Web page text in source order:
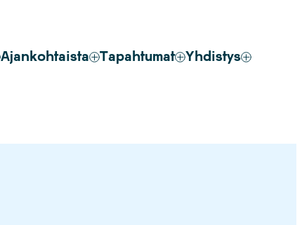
Ajankohtaista Tapahtumat Yhdistys